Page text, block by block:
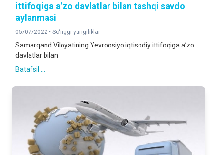
ittifoqiga a’zo davlatlar bilan tashqi savdo
aylanmasi
05/07/2022 • So‘nggi yangiliklar
Samarqand Viloyatining Yevroosiyo iqtisodiy ittifoqiga a’zo
davlatlar bilan
Batafsil ...